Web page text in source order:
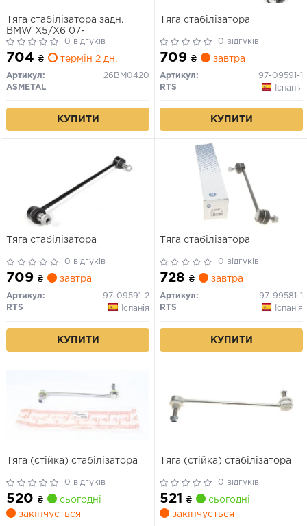
Тяга стабілізатора задн.
BMW X5/X6 07-
0 відгуків
704 ₴ термін 2 дн.
Артикул:
26BM0420
ASMETAL
КУПИТИ
Тяга стабілізатора
0 відгуків
709 ₴ завтра
Артикул:
97-09591-1
RTS
Іспанія
КУПИТИ
Тяга стабілізатора
0 відгуків
709 ₴ завтра
Артикул:
97-09591-2
RTS
Іспанія
КУПИТИ
Тяга стабілізатора
0 відгуків
728 ₴ завтра
Артикул:
97-99581-1
RTS
Іспанія
КУПИТИ
Тяга (стійка) стабілізатора
0 відгуків
520 ₴
сьогодні
закінчується
Тяга (стійка) стабілізатора
0 відгуків
521 ₴
сьогодні
закінчується